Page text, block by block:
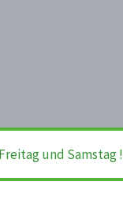
und Samstag !